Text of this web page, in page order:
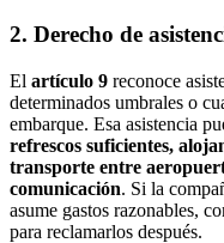
2. Derecho de
El artículo 9 reconoce
determinados umbrales o
embarque. Esa asistencia
refrescos suficientes,
transporte entre
comunicación. Si la
asume gastos razonables,
para reclamarlos después.